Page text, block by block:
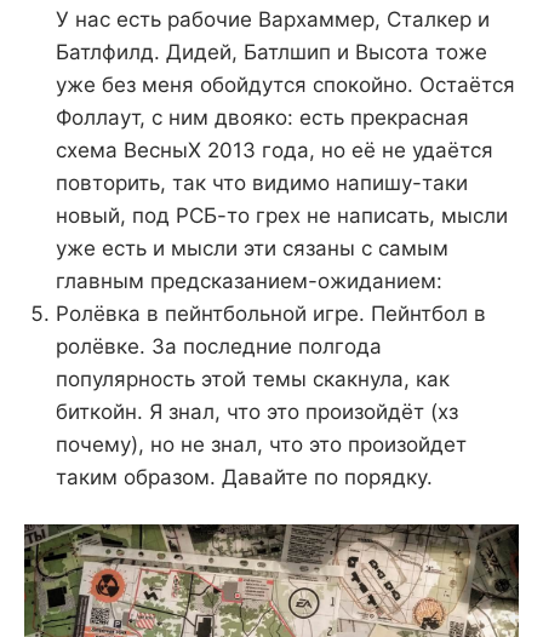
У нас есть рабочие Вархаммер, Сталкер и
Батлфилд. Дидей, Батлшип и Высота тоже
уже без меня обойдутся спокойно. Остаётся
Фоллаут, с ним двояко: есть прекрасная
схема ВесныХ 2013 года, но её не удаётся
повторить, так что видимо напишу-таки
новый, под РСБ-то грех не написать, мысли
уже есть и мысли эти сязаны с самым
главным предсказанием-ожиданием:
Ролёвка в пейнтбольной игре. Пейнтбол в
ролёвке. За последние полгода
популярность этой темы скакнула, как
биткойн. Я знал, что это произойдёт (хз
почему), но не знал, что это произойдет
таким образом. Давайте по порядку.